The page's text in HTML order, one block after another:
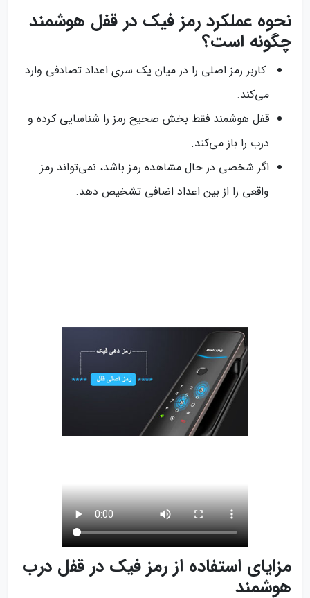
نحوه عملکرد رمز فیک در قفل هوشمند
چگونه است؟
کاربر رمز اصلی را در میان یک سری اعداد تصادفی وارد
می‌کند.
قفل هوشمند فقط بخش صحیح رمز را شناسایی کرده و
درب را باز می‌کند.
اگر شخصی در حال مشاهده رمز باشد، نمی‌تواند رمز
واقعی را از بین اعداد اضافی تشخیص دهد.
مزایای استفاده از رمز فیک در قفل درب
هوشمند